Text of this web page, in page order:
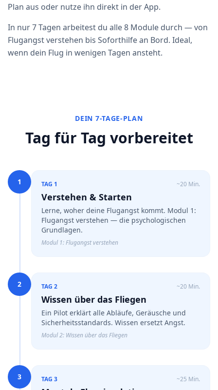
Plan aus oder nutze ihn direkt in der App.
In nur 7 Tagen arbeitest du alle 8 Module durch — von
Flugangst verstehen bis Soforthilfe an Bord. Ideal,
wenn dein Flug in wenigen Tagen ansteht.
DEIN 7-TAGE-PLAN
Tag für Tag vorbereitet
1 TAG 1 ~20 Min.
Verstehen & Starten
Lerne, woher deine Flugangst kommt. Modul 1:
Flugangst verstehen — die psychologischen
Grundlagen.
Modul 1: Flugangst verstehen
2 TAG 2 ~20 Min.
Wissen über das Fliegen
Ein Pilot erklärt alle Abläufe, Geräusche und
Sicherheitsstandards. Wissen ersetzt Angst.
Modul 2: Wissen über das Fliegen
3 TAG 3 ~25 Min.